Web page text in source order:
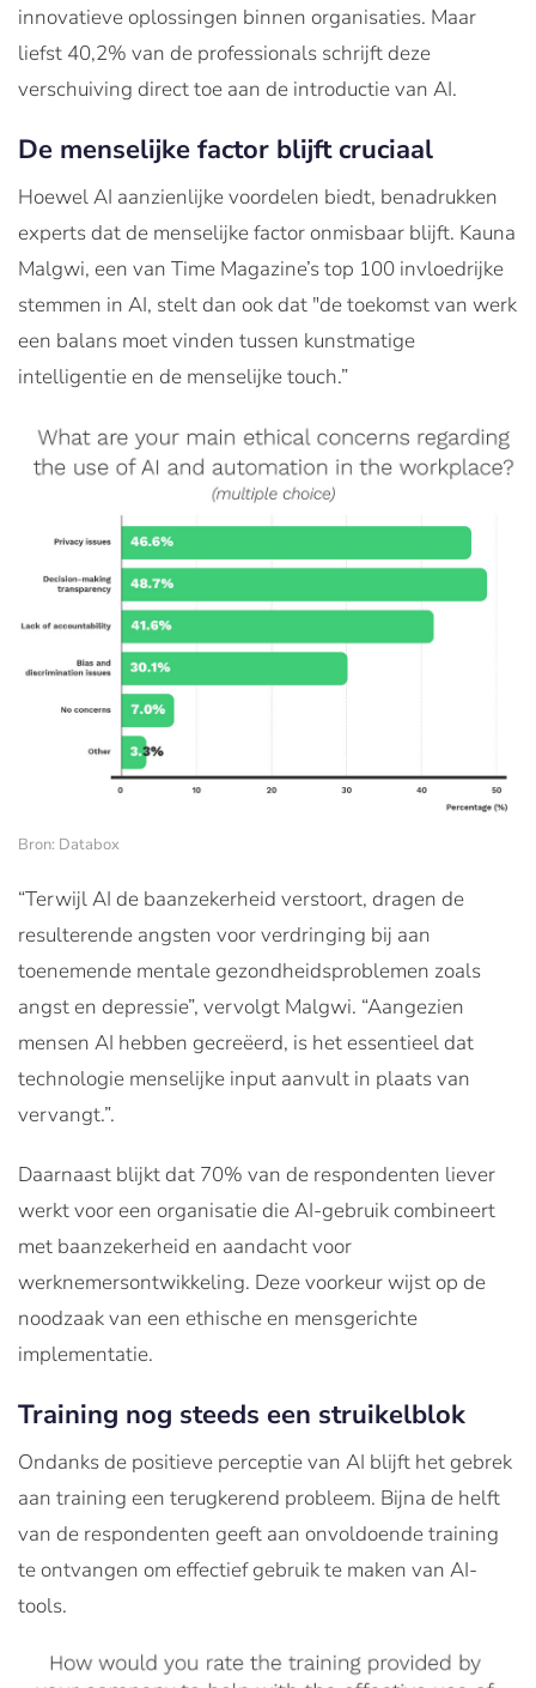
innovatieve oplossingen binnen organisaties. Maar
liefst 40,2% van de professionals schrijft deze
verschuiving direct toe aan de introductie van AI​.
De menselijke factor blijft cruciaal
Hoewel AI aanzienlijke voordelen biedt, benadrukken
experts dat de menselijke factor onmisbaar blijft. Kauna
Malgwi, een van Time Magazine’s top 100 invloedrijke
stemmen in AI, stelt dan ook dat "de toekomst van werk
een balans moet vinden tussen kunstmatige
intelligentie en de menselijke touch.”
Bron: Databox
“Terwijl AI de baanzekerheid verstoort, dragen de
resulterende angsten voor verdringing bij aan
toenemende mentale gezondheidsproblemen zoals
angst en depressie”, vervolgt Malgwi. “Aangezien
mensen AI hebben gecreëerd, is het essentieel dat
technologie menselijke input aanvult in plaats van
vervangt.”.
Daarnaast blijkt dat 70% van de respondenten liever
werkt voor een organisatie die AI-gebruik combineert
met baanzekerheid en aandacht voor
werknemersontwikkeling. Deze voorkeur wijst op de
noodzaak van een ethische en mensgerichte
implementatie​.
Training nog steeds een struikelblok
Ondanks de positieve perceptie van AI blijft het gebrek
aan training een terugkerend probleem. Bijna de helft
van de respondenten geeft aan onvoldoende training
te ontvangen om effectief gebruik te maken van AI-
tools.